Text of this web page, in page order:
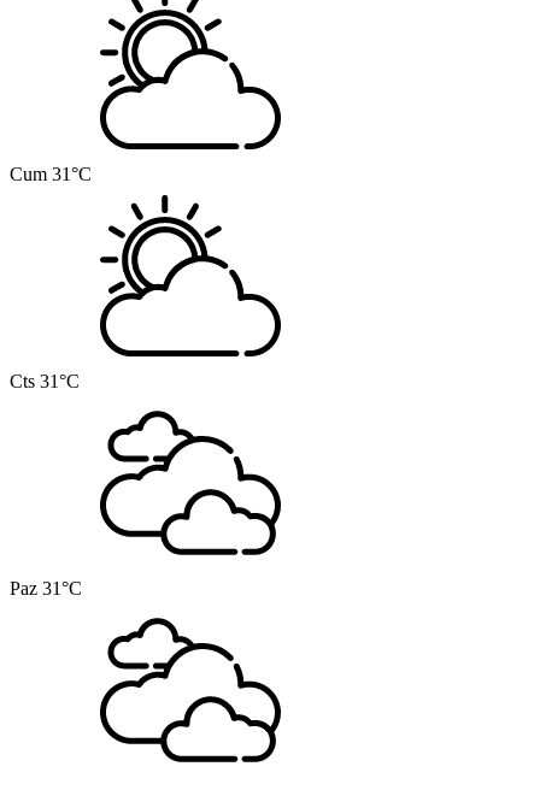
Cum 31°C
Cts 31°C
Paz 31°C